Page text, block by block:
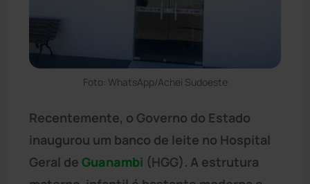
Foto: WhatsApp/Achei Sudoeste
Recentemente, o Governo do Estado
inaugurou um banco de leite no Hospital
Geral de Guanambi (HGG). A estrutura